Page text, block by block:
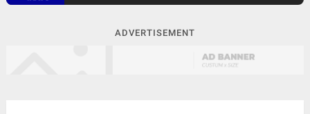
ADVERTISEMENT